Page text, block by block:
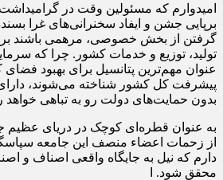
امیدوارم که مسئولین وقت در
برپایی جشن و ایفاد سخنرانی‌های غرا
گرفتن از بخش خصوصی، مرهمی باشند بر
تولید، توزیع و خدمات کشور. چرا که
عنوان مهم‌ترین پتانسیل برای بهبود
پیشرفت کل کشور شناخته می‌شوند،
بدون حمایت‌های دولت رو به تباهی
به عنوان قطره‌ای کوچک در دریای عظیم
از زحمات اعضاء منصف این جامعه
دارم که نیل به جایگاه واقعی اصناف و
محقق شود. ا